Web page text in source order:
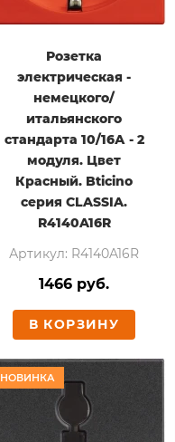
Розетка
электрическая -
немецкого/
итальянского
стандарта 10/16А - 2
модуля. Цвет
Красный. Bticino
серия CLASSIA.
R4140A16R
Артикул: R4140A16R
1466 руб.
В КОРЗИНУ
НОВИНКА